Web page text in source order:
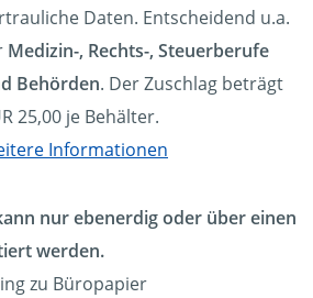
Daten. Entscheidend u.a.
Medizin-, Rechts-, Steuerberufe
Behörden. Der Zuschlag beträgt
25,00 je Behälter.
Informationen
nur ebenerdig oder über einen
werden.
zu Büropapier